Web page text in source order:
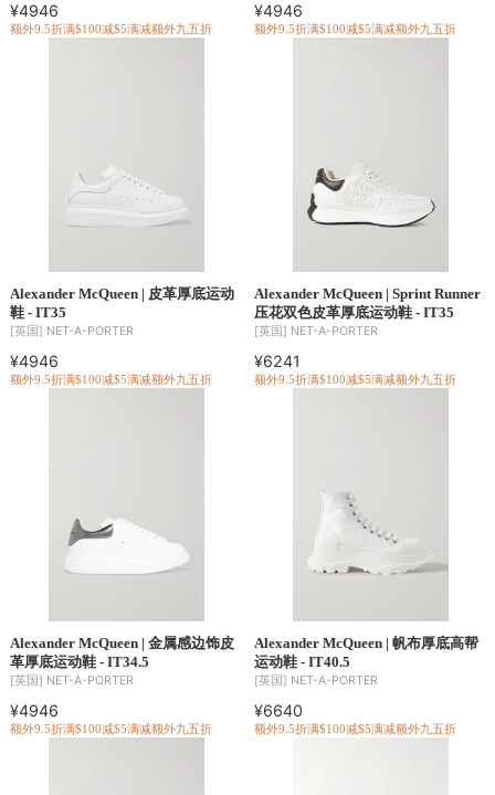
¥4946
额外9.5折满$100减$5满减额外九五折
¥4946
额外9.5折满$100减$5满减额外九五折
Alexander McQueen | 皮革厚底运动
鞋 - IT35
[英国] NET-A-PORTER
¥4946
额外9.5折满$100减$5满减额外九五折
Alexander McQueen | Sprint Runner
压花双色皮革厚底运动鞋 - IT35
[英国] NET-A-PORTER
¥6241
额外9.5折满$100减$5满减额外九五折
Alexander McQueen | 金属感边饰皮
革厚底运动鞋 - IT34.5
[英国] NET-A-PORTER
¥4946
额外9.5折满$100减$5满减额外九五折
Alexander McQueen | 帆布厚底高帮
运动鞋 - IT40.5
[英国] NET-A-PORTER
¥6640
额外9.5折满$100减$5满减额外九五折